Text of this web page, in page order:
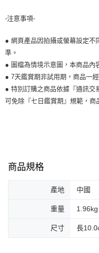
-注意事項-
● 網頁產品因拍攝或螢幕設定不
準。
● 圖檔為情境示意圖，本商品內
● 7天鑑賞期非試用期，商品一
● 特別訂購之商品依據『通訊交
可免除『七日鑑賞期』規範，商
商品規格
產地 中國
重量 1.96kg
尺寸 長